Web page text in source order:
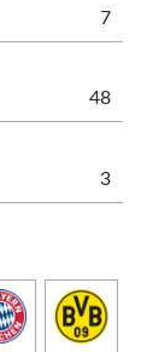
7
48
3